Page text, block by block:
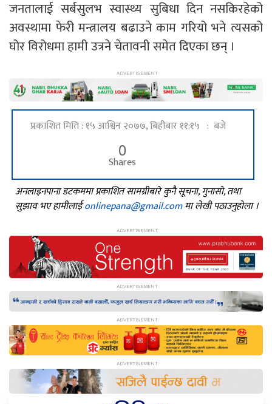
जनतालाई सर्बसुलभ स्वास्थ्य सुबिधा दिन नसकिरहेको
अवस्थामा फेरी मन्त्रालय बढाउने काम गरियो भने त्यसको
घोर विरोधमा हामी उत्रने चेतावनी समेत दिएका छन् ।
प्रकाशित मिति : १५ आश्विन २०७७, बिहीबार ११:१५ : बजे
0
Shares
अनलाइनपाना डटकममा प्रकाशित सामग्रीबारे कुनै सूचना, गुनासो, तथा
सुझाव भए हामीलाईonlinepana@gmail.comमा लेखी पठाउनुहोला ।